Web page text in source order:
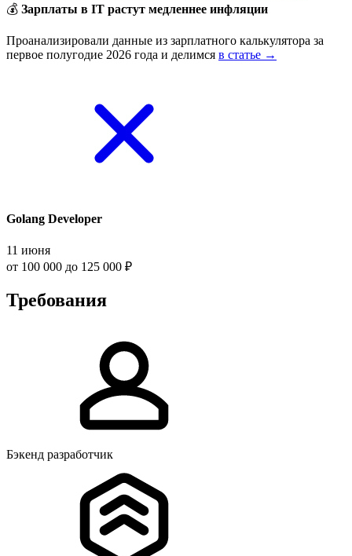
💰 Зарплаты в IT растут медленнее инфляции
Проанализировали данные из зарплатного калькулятора за
первое полугодие 2026 года и делимся в статье →
Golang Developer
11 июня
от 100 000 до 125 000 ₽
Требования
Бэкенд разработчик